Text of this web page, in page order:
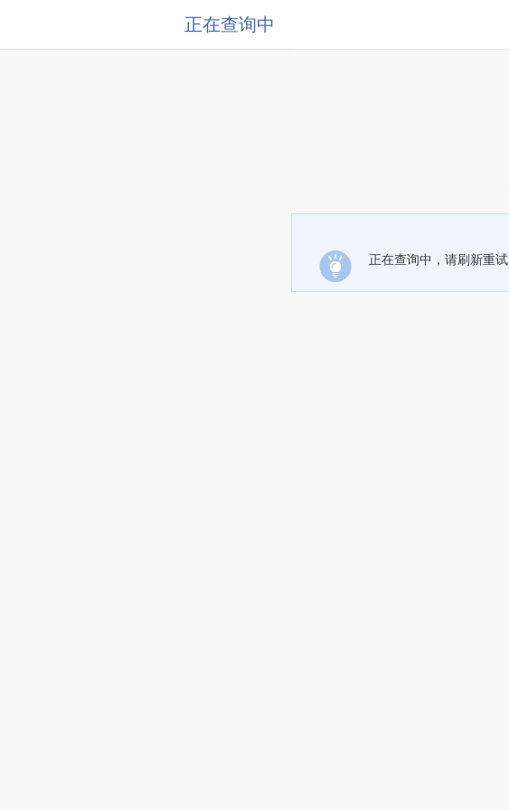
正在查询中
正在查询中，请刷新重试